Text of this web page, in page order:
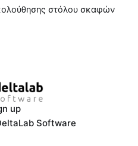
στόλου σκαφών
up
Software